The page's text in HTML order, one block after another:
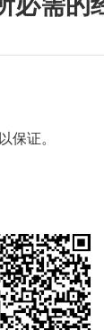
保证。